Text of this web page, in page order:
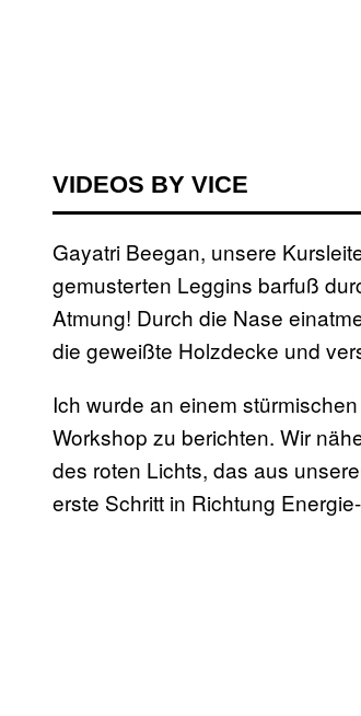
VIDEOS BY VICE
Gayatri Beegan, unsere
gemusterten Leggins barfuß
Atmung! Durch die Nase
die geweißte Holzdecke und
Ich wurde an einem
Workshop zu berichten. Wir
des roten Lichts, das aus
erste Schritt in Richtung